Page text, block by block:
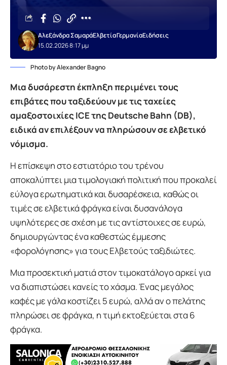
15.02.2026 8:17 μμ
Αλεξάνδρα ΣαμαράΕλβετίαΓερμανίαΕιδήσεις
Photo by Alexander Bagno
Μια δυσάρεστη έκπληξη περιμένει τους
επιβάτες που ταξιδεύουν με τις ταχείες
αμαξοστοιχίες ICE της Deutsche Bahn (DB),
ειδικά αν επιλέξουν να πληρώσουν σε ελβετικό
νόμισμα.
Η επίσκεψη στο εστιατόριο του τρένου
αποκαλύπτει μια τιμολογιακή πολιτική που προκαλεί
εύλογα ερωτηματικά και δυσαρέσκεια, καθώς οι
τιμές σε ελβετικά φράγκα είναι δυσανάλογα
υψηλότερες σε σχέση με τις αντίστοιχες σε ευρώ,
δημιουργώντας ένα καθεστώς έμμεσης
«φορολόγησης» για τους Ελβετούς ταξιδιώτες.
Μια προσεκτική ματιά στον τιμοκατάλογο αρκεί για
να διαπιστώσει κανείς το χάσμα. Ένας μεγάλος
καφές με γάλα κοστίζει 5 ευρώ, αλλά αν ο πελάτης
πληρώσει σε φράγκα, η τιμή εκτοξεύεται στα 6
φράγκα.